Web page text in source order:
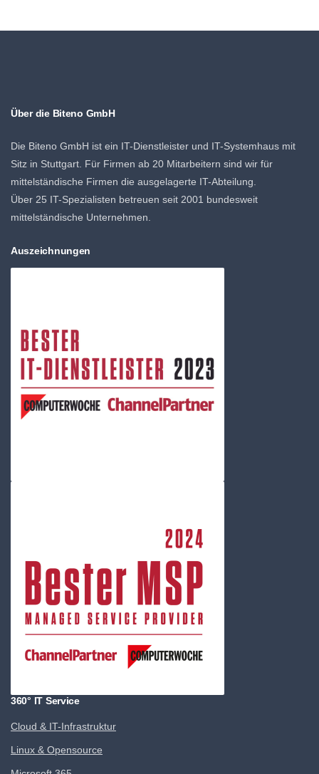
Über die Biteno GmbH
Die Biteno GmbH ist ein IT-Dienstleister und IT-Systemhaus mit
Sitz in Stuttgart. Für Firmen ab 20 Mitarbeitern sind wir für
mittelständische Firmen die ausgelagerte IT-Abteilung.
Über 25 IT-Spezialisten betreuen seit 2001 bundesweit
mittelständische Unternehmen.
Auszeichnungen
360° IT Service
Cloud & IT-Infrastruktur
Linux & Opensource